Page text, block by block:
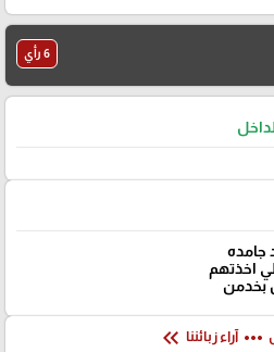
6 رأي
جامده
اخذتهم
بخدمن
more_horiz آراء زبائننا keyboard_double_arrow_left